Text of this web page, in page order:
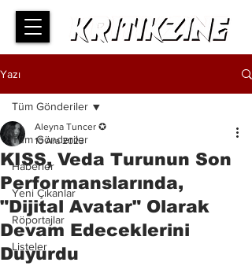
Yazı
Tüm Gönderiler
Haberler
Yeni Çıkanlar
Röportajlar
Listeler
Tüm Gönderiler
KISS, Veda Turunun Son
Performanslarında,
"Dijital Avatar" Olarak
Devam Edeceklerini
Duyurdu
Aleyna Tuncer ✪
10 Ara 2023